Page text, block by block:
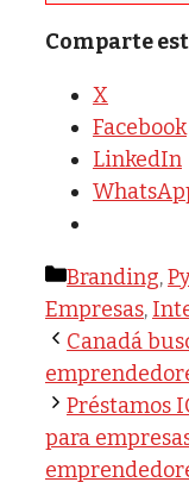
Comparte
X
Facebook
LinkedIn
Categorías
Branding,
Empresas,
Canadá
Préstamos
para